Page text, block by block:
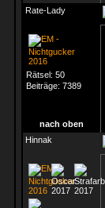
Rate-Lady
Rätsel: 50
Beiträge: 7389
nach oben
Hinnak